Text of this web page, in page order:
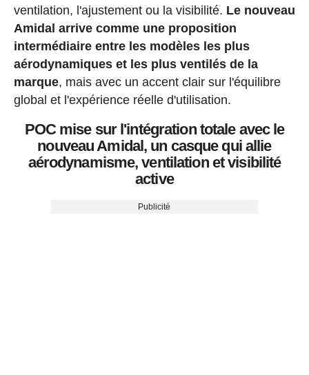
ventilation, l'ajustement ou la visibilité. Le nouveau
Amidal arrive comme une proposition
intermédiaire entre les modèles les plus
aérodynamiques et les plus ventilés de la
marque, mais avec un accent clair sur l'équilibre
global et l'expérience réelle d'utilisation.
POC mise sur l'intégration totale avec le
nouveau Amidal, un casque qui allie
aérodynamisme, ventilation et visibilité
active
Publicité